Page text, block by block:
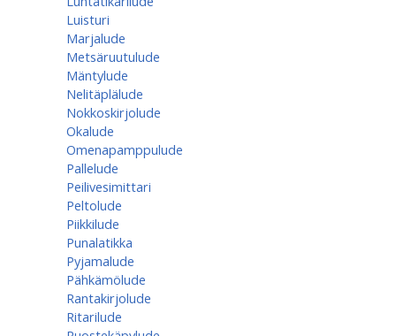
Luisturi
Marjalude
Metsäruutulude
Mäntylude
Nelitäplälude
Nokkoskirjolude
Okalude
Omenapamppulude
Pallelude
Peilivesimittari
Peltolude
Piikkilude
Punalatikka
Pyjamalude
Pähkämölude
Rantakirjolude
Ritarilude